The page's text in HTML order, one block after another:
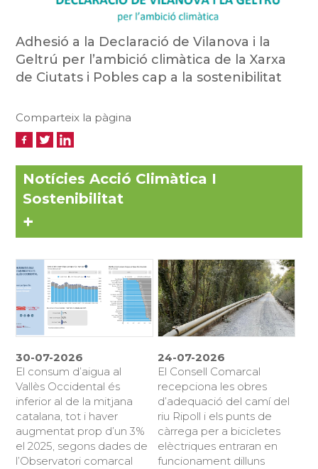
Adhesió a la Declaració de Vilanova i la
Geltrú per l’ambició climàtica de la Xarxa
de Ciutats i Pobles cap a la sostenibilitat
Comparteix la pàgina
Notícies Acció Climàtica I
Sostenibilitat
+
30-07-2026
El consum d’aigua al
Vallès Occidental és
inferior al de la mitjana
catalana, tot i haver
augmentat prop d’un 3%
el 2025, segons dades de
l’Observatori comarcal
24-07-2026
El Consell Comarcal
recepciona les obres
d’adequació del camí del
riu Ripoll i els punts de
càrrega per a bicicletes
elèctriques entraran en
funcionament dilluns